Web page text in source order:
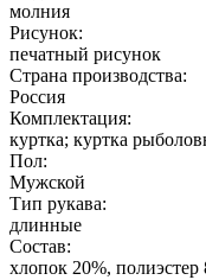
молния
Рисунок:
печатный рисунок
Страна производства:
Россия
Комплектация:
куртка; куртка
Пол:
Мужской
Тип рукава:
длинные
Состав:
хлопок 20%, полиэстер